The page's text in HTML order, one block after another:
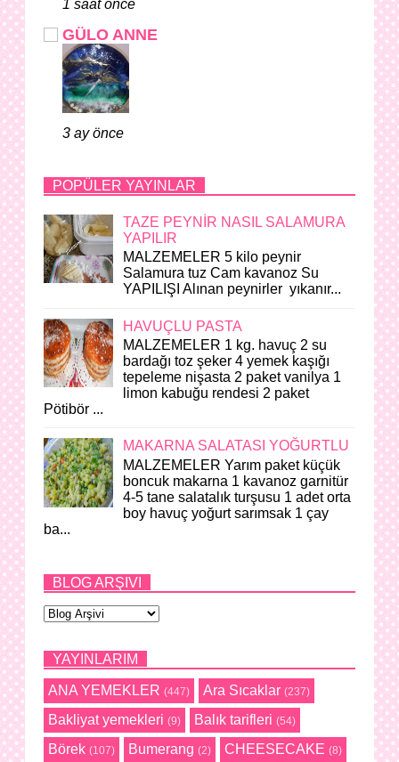
GÜLO ANNE
3 ay önce
POPÜLER YAYINLAR
TAZE PEYNİR NASIL SALAMURA
YAPILIR
MALZEMELER 5 kilo peynir
Salamura tuz Cam kavanoz Su
YAPILIŞI Alınan peynirler yıkanır...
HAVUÇLU PASTA
MALZEMELER 1 kg. havuç 2 su
bardağı toz şeker 4 yemek kaşığı
tepeleme nişasta 2 paket vanilya 1
limon kabuğu rendesi 2 paket
Pötibör ...
MAKARNA SALATASI YOĞURTLU
MALZEMELER Yarım paket küçük
boncuk makarna 1 kavanoz garnitür
4-5 tane salatalık turşusu 1 adet orta
boy havuç yoğurt sarımsak 1 çay
ba...
BLOG ARŞIVI
YAYINLARIM
ANA YEMEKLER (447) Ara Sıcaklar (237)
Bakliyat yemekleri (9) Balık tarifleri (54)
Börek (107) Bumerang (2) CHEESECAKE (8)